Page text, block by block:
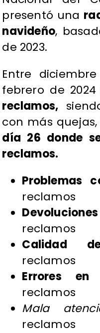
presentó una
navideño,
de 2023.
Entre
febrero de
reclamos,
con más
día 26 donde
reclamos.
Problemas
reclamos
reclamos
Calidad
reclamos
Errores en
reclamos
Mala
reclamos